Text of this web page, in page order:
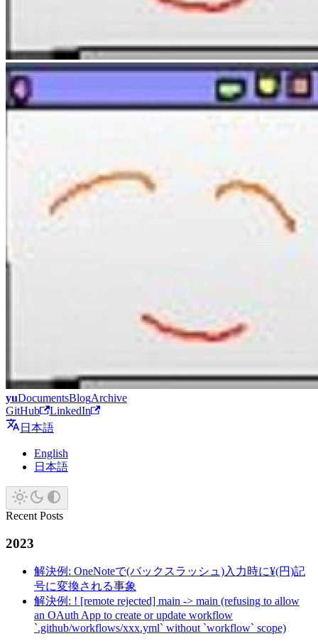
yuDocumentsBlogArchive
GitHub
LinkedIn
日本語
English
日本語
Recent Posts
2023
解決例: OneNoteで(バックスラッシュ)入力時に¥(円)記
号に変換される事象
解決例: ! [remote rejected] main -> main (refusing to allow
an OAuth App to create or update workflow
`.github/workflows/xxx.yml` without `workflow` scope)